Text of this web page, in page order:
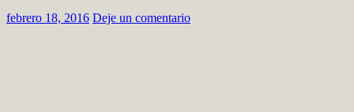
febrero 18, 2016 Deje un comentario